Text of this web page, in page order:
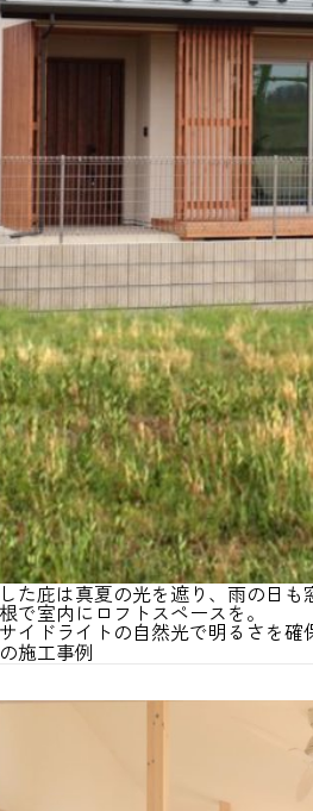
た庇は真夏の光を遮り、雨の日
で室内にロフトスペースを。
イドライトの自然光で明るさを確
施工事例